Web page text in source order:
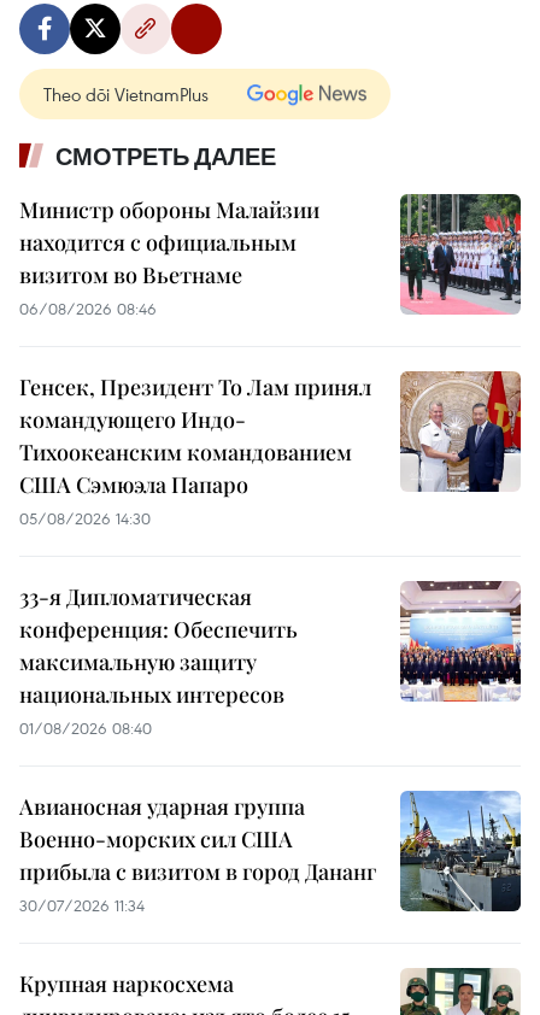
Theo dõi VietnamPlus
СМОТРЕТЬ ДАЛЕЕ
Министр обороны Малайзии
находится с официальным
визитом во Вьетнаме
06/08/2026 08:46
Генсек, Президент То Лам принял
командующего Индо-
Тихоокеанским командованием
США Сэмюэла Папаро
05/08/2026 14:30
33-я Дипломатическая
конференция: Обеспечить
максимальную защиту
национальных интересов
01/08/2026 08:40
Авианосная ударная группа
Военно-морских сил США
прибыла с визитом в город Дананг
30/07/2026 11:34
Крупная наркосхема